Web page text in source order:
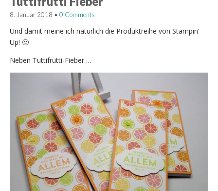
8. Januar 2018 • 0 Comments
Und damit meine ich natürlich die Produktreihe von Stampin‘
Up! 🙂
Neben Tuttifrutti-Fieber …